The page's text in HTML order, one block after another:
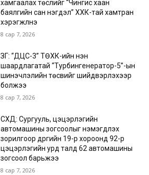
хамгаалах төслийг “Чингис хаан
баялгийн сан нэгдэл” ХХК-тай хамтран
хэрэгжүүлнэ
8 сар 7, 2026
ЗГ: “ДЦС-3” ТӨХК-ийн нэн
шаардлагатай “Турбингенератор-5”-ын
шинэчлэлийн төсвийг шийдвэрлэхээр
болжээ
8 сар 7, 2026
СХД: Сургууль, цэцэрлэгийн
автомашины зогсоолыг нэмэгдүүлэх
зорилгоор дүүргийн 19-р хороонд 92-р
цэцэрлэгийн урд талд 62 автомашины
зогсоол барьжээ
8 сар 7, 2026